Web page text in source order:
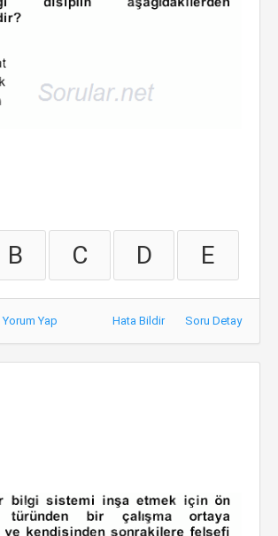
B C D E
Yorum Yap Hata Bildir Soru Detay